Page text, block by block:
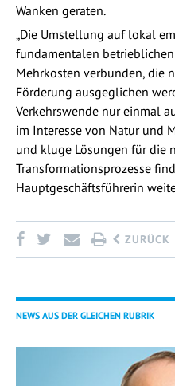
Wanken geraten.
„Die Umstellung auf lokal
fundamentalen
Mehrkosten verbunden, die
Förderung ausgeglichen
Verkehrswende nur einmal
im Interesse von Natur und
und kluge Lösungen für die
Transformationsprozesse
Hauptgeschäftsführerin
ZURÜCK
NEWS AUS DER GLEICHEN RUBRIK